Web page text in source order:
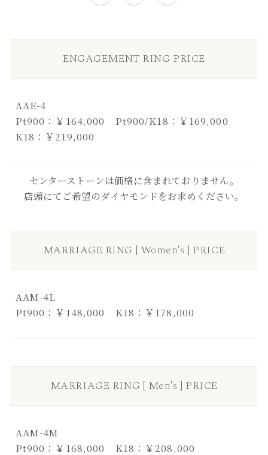
ENGAGEMENT RING PRICE
AAE-4
Pt900：￥164,000 Pt900/K18：￥169,000
K18：￥219,000
センターストーンは価格に含まれておりません。
店頭にてご希望のダイヤモンドをお求めください。
MARRIAGE RING [ Women's ] PRICE
AAM-4L
Pt900：￥148,000 K18：￥178,000
MARRIAGE RING [ Men's ] PRICE
AAM-4M
Pt900：￥168,000 K18：￥208,000